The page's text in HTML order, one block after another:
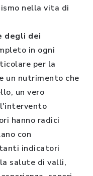
nella vita di
degli dei
in ogni
per la
un nutrimento che
un vero
hanno radici
con
indicatori
salute di valli,